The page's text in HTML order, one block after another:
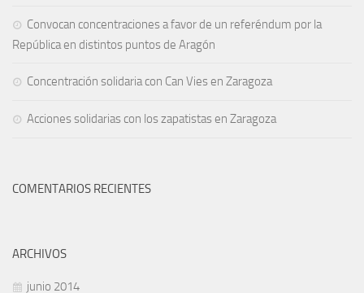
Convocan concentraciones a favor de un referéndum por la
República en distintos puntos de Aragón
Concentración solidaria con Can Vies en Zaragoza
Acciones solidarias con los zapatistas en Zaragoza
COMENTARIOS RECIENTES
ARCHIVOS
junio 2014